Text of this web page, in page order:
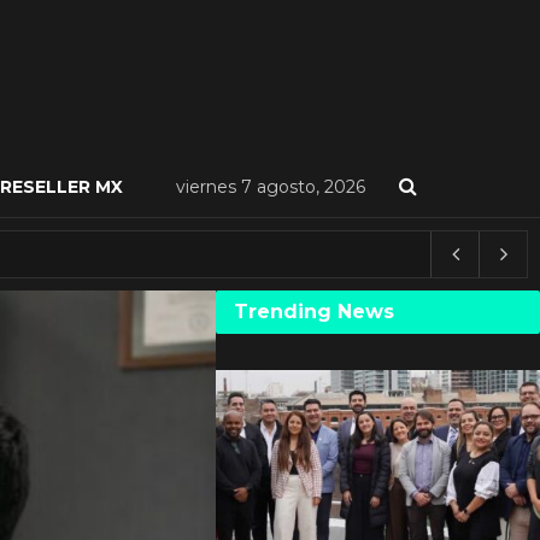
RESELLER MX viernes 7 agosto, 2026
Trending News